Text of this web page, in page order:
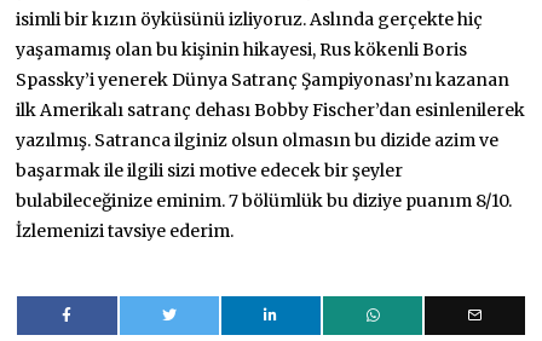
isimli bir kızın öyküsünü izliyoruz. Aslında gerçekte hiç
yaşamamış olan bu kişinin hikayesi, Rus kökenli Boris
Spassky’i yenerek Dünya Satranç Şampiyonası’nı kazanan
ilk Amerikalı satranç dehası Bobby Fischer’dan esinlenilerek
yazılmış. Satranca ilginiz olsun olmasın bu dizide azim ve
başarmak ile ilgili sizi motive edecek bir şeyler
bulabileceğinize eminim. 7 bölümlük bu diziye puanım 8/10.
İzlemenizi tavsiye ederim.